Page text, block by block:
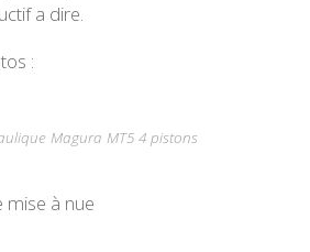
a dire.
:
Magura MT5 4 pistons
mise à nue